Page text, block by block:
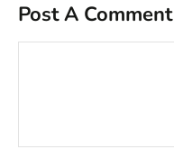
Post A Comment